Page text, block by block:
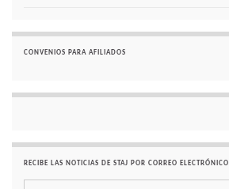
CONVENIOS PARA AFILIADOS
RECIBE LAS NOTICIAS DE STAJ POR CORREO ELECTRÓNICO